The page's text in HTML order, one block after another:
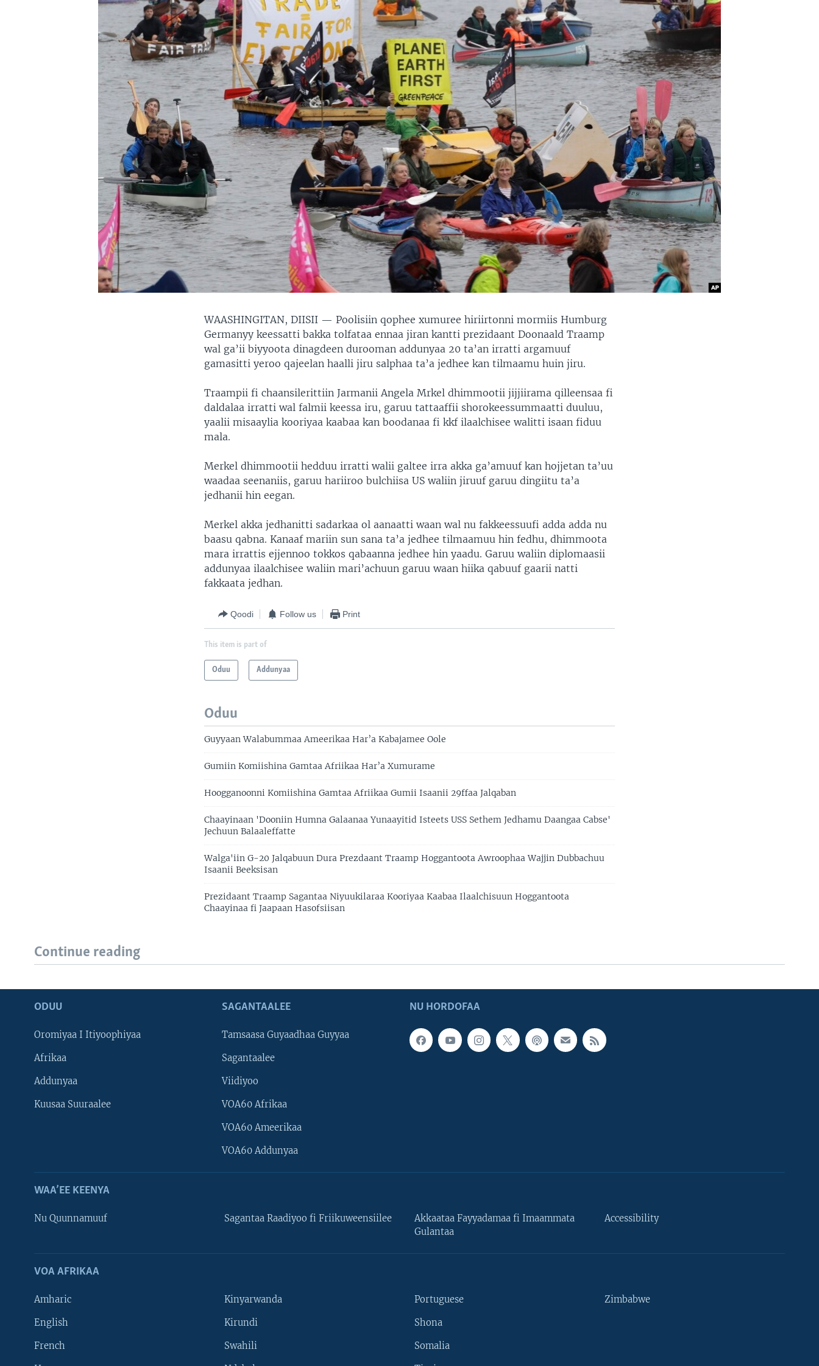
NU HORDOFAA
WAASHINGITAN, DIISII —Poolisiin qophee xumuree hiriirtonni mormiis Humburg
Germanyy keessatti bakka tolfataa ennaa jiran kantti prezidaant Doonaald Traamp
wal ga’ii biyyoota dinagdeen durooman addunyaa 20 ta’an irratti argamuuf
gamasitti yeroo qajeelan haalli jiru salphaa ta’a jedhee kan tilmaamu huin jiru.
Traampii fi chaansilerittiin Jarmanii Angela Mrkel dhimmootii jijjiirama qilleensaa fi
daldalaa irratti wal falmii keessa iru, garuu tattaaffii shorokeessummaatti duuluu,
yaalii misaaylia kooriyaa kaabaa kan boodanaa fi kkf ilaalchisee walitti isaan fiduu
mala.
Merkel dhimmootii hedduu irratti walii galtee irra akka ga’amuuf kan hojjetan ta’uu
waadaa seenaniis, garuu hariiroo bulchiisa US waliin jiruuf garuu dingiitu ta’a
jedhanii hin eegan.
Merkel akka jedhanitti sadarkaa ol aanaatti waan wal nu fakkeessuufi adda adda nu
baasu qabna. Kanaaf mariin sun sana ta’a jedhee tilmaamuu hin fedhu, dhimmoota
mara irrattis ejjennoo tokkos qabaanna jedhee hin yaadu. Garuu waliin diplomaasii
addunyaa ilaalchisee waliin mari’achuun garuu waan hiika qabuuf gaarii natti
fakkaata jedhan.
Qoodi Follow us Print
This item is part of
Oduu Addunyaa
Oduu
Guyyaan Walabummaa Ameerikaa Har’a Kabajamee Oole
Gumiin Komiishina Gamtaa Afriikaa Har’a Xumurame
Hoogganoonni Komiishina Gamtaa Afriikaa Gumii Isaanii 29ffaa Jalqaban
Chaayinaan 'Dooniin Humna Galaanaa Yunaayitid Isteets USS Sethem Jedhamu Daangaa Cabse'
Jechuun Balaaleffatte
Walga'iin G-20 Jalqabuun Dura Prezdaant Traamp Hoggantoota Awroophaa Wajjin Dubbachuu
Isaanii Beeksisan
Prezidaant Traamp Sagantaa Niyuukilaraa Kooriyaa Kaabaa Ilaalchisuun Hoggantoota
Chaayinaa fi Jaapaan Hasofsiisan
Continue reading
NU HORDOFAA
ODUU
Oromiyaa I Itiyoophiyaa
Afrikaa
Addunyaa
Kuusaa Suuraalee
SAGANTAALEE
Tamsaasa Guyaadhaa Guyyaa
Sagantaalee
Viidiyoo
VOA60 Afrikaa
VOA60 Ameerikaa
VOA60 Addunyaa
WAA’EE KEENYA
Nu Quunnamuuf Sagantaa Raadiyoo fi Friikuweensiilee
Akkaataa Fayyadamaa fi Imaammata
Gulantaa
Accessibility
VOA AFRIKAA
Amharic
English
French
Kinyarwanda
Kirundi
Swahili
Portuguese
Shona
Somalia
Zimbabwe